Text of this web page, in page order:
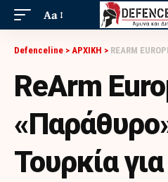
Aa
Defenceline > ΑΡΧΙΚΗ > REARM EUROPE:
ReArm
Τουρκία